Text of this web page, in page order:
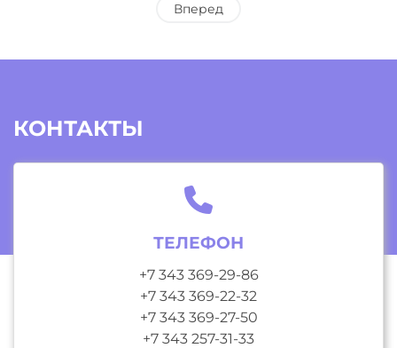
Вперед
КОНТАКТЫ
ТЕЛЕФОН
+7 343 369-29-86
+7 343 369-22-32
+7 343 369-27-50
+7 343 257-31-33